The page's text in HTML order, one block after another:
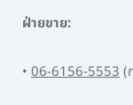
ฝ่ายขาย:
• 06-6156-5553(